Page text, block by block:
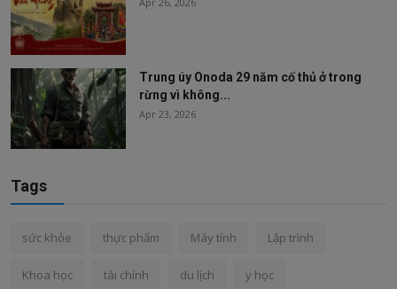
Trung úy Onoda 29 năm cố thủ ở trong
rừng vì không...
Apr 23, 2026
Tags
sức khỏe thực phẩm Máy tính Lập trình
Khoa học tài chính du lịch y học